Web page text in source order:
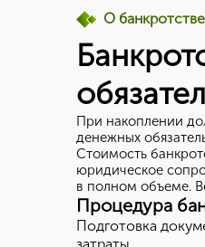
О
При накоплении
денежных
Стоимость
юридическое
в полном объеме.
Процедура
Подготовка